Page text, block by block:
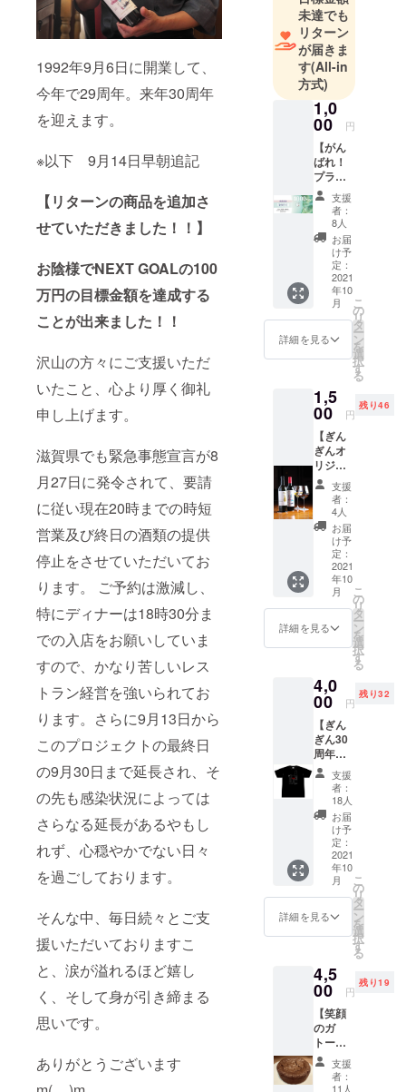
1992年9月6日に開業して、
今年で29周年。来年30周年
を迎えます。
※以下 9月14日早朝追記
【リターンの商品を追加さ
せていただきました！！】
お陰様でNEXT GOALの100
万円の目標金額を達成する
ことが出来ました！！
沢山の方々にご支援いただ
いたこと、心より厚く御礼
申し上げます。
滋賀県でも緊急事態宣言が8
月27日に発令されて、要請
に従い現在20時までの時短
営業及び終日の酒類の提供
停止をさせていただいてお
ります。 ご予約は激減し、
特にディナーは18時30分ま
での入店をお願いしていま
すので、かなり苦しいレス
トラン経営を強いられてお
ります。さらに9月13日から
このプロジェクトの最終日
の9月30日まで延長され、そ
の先も感染状況によっては
さらなる延長があるやもし
れず、心穏やかでない日々
を過ごしております。
そんな中、毎日続々とご支
援いただいておりますこ
と、涙が溢れるほど嬉し
く、そして身が引き締まる
思いです。
ありがとうございます
未達でも
リターン
が届きま
す(All-in
方式)
1,0
00 円
【がん
ばれ！
プラン
御食事
券】
感謝の
気持ち
いっぱ
いのお
手紙を
1,000円
の御食
事券と
一緒に
送らせ
ていた
す。 発
送の準
備が整
いまし
たら、
お届け
日を
メール
でご案
内させ
ていた
だきま
す。 ※
つり銭
のお返
しはで
きませ
食事券
有効期
限 送
付日よ
り6か月
間 お届
け予定
日：
2021年
10月初
旬～中
支援
者：
8人
お届
け予
定：
2021
年10
月
詳細を見る
こ
の
リ
タ
ー
ン
を
選
択
す
る
1,5
00 円
残り46
【ぎん
ぎんオ
リジナ
ルハウ
スワイ
ン
白・赤
セット
券】 感
謝の気
持ち
いっぱ
いのお
礼の手
紙をご
来店時
いいた
だける
ハウス
ワイン
セット
券と一
緒に送
らさせ
ていた
だきま
す。 地
元ヒト
ミワイ
ナリー
さんに
特別醸
造して
ジナル
ハウス
ワイン
です。
香り高
くフ
ルー
ティで
支援
者：
4人
お届
け予
定：
2021
年10
月
詳細を見る
こ
の
リ
タ
ー
ン
を
選
択
す
る
4,0
00 円
残り32
【ぎん
ぎん30
周年記
念オリ
ジナルT
シャ
ツ 特
典付
き】 ぎ
んぎん
のロゴ
マーク
のウサ
ギと３
０ｔｈ
のラベ
インと
ワイン
グラス
とナイ
フ・
フォー
クが描
かれて
いま
支援
者：
18人
お届
け予
定：
2021
年10
月
詳細を見る
こ
の
リ
タ
ー
ン
を
選
択
す
る
4,5
00 円
残り19
【笑顔
のガ
トー
ショコ
ラ 大
人味 】
支援
者：
11人